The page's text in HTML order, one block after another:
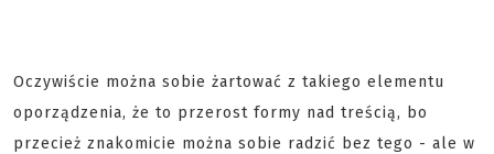
Oczywiście można sobie żartować z takiego elementu
oporządzenia, że to przerost formy nad treścią, bo
przecież znakomicie można sobie radzić bez tego - ale w